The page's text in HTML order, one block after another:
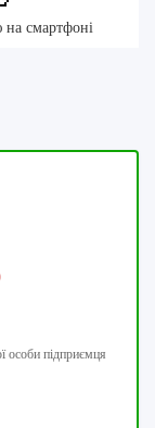
на смартфоні
особи підприємця